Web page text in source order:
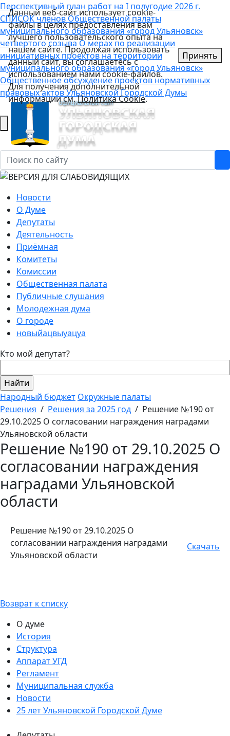
Перспективный план работ на I полугодие 2026 г.
СПИСОК членов Общественной палаты
муниципального образования «город Ульяновск»
четвертого созываО мерах по реализации
инициативных проектов на территории
муниципального образования «город Ульяновск»
Общественное обсуждение проектов нормативных
правовых актов Ульяновской Городской Думы
Новости
О Думе
Депутаты
Деятельность
Приёмная
Комитеты
Комиссии
Общественная палата
Публичные слушания
Молодежная дума
О городе
новыйацвыуацуа
Кто мой депутат?
Народный бюджет Окружные палаты
Решения / Решения за 2025 год / Решение №190 от
29.10.2025 О согласовании награждения наградами
Ульяновской области
Решение №190 от 29.10.2025 О
согласовании награждения
наградами Ульяновской
области
Решение №190 от 29.10.2025 О
согласовании награждения наградами
Ульяновской области
Скачать
Возврат к списку
О думе
История
Структура
Аппарат УГД
Регламент
Муниципальная служба
Новости
25 лет Ульяновской Городской Думе
Данный веб-сайт использует cookie-
файлы в целях предоставления вам
лучшего пользовательского опыта на
нашем сайте. Продолжая использовать
данный сайт, вы соглашаетесь с
использованием нами cookie-файлов.
Для получения дополнительной
информации см.Политика Cookie.
Принять